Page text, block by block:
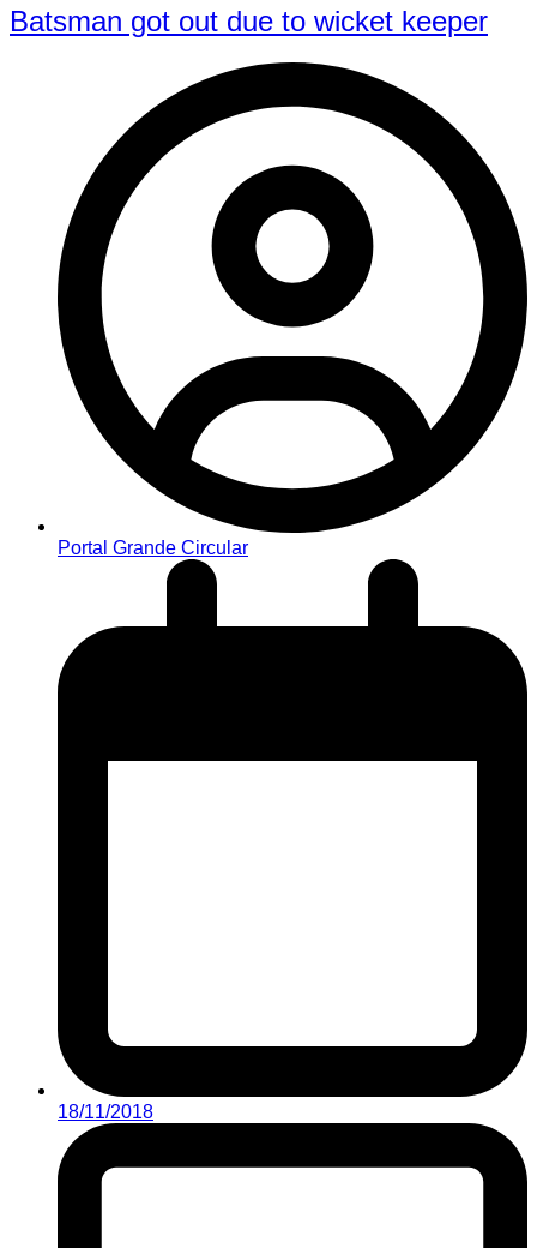
Batsman got out due to wicket keeper
Portal Grande Circular
18/11/2018